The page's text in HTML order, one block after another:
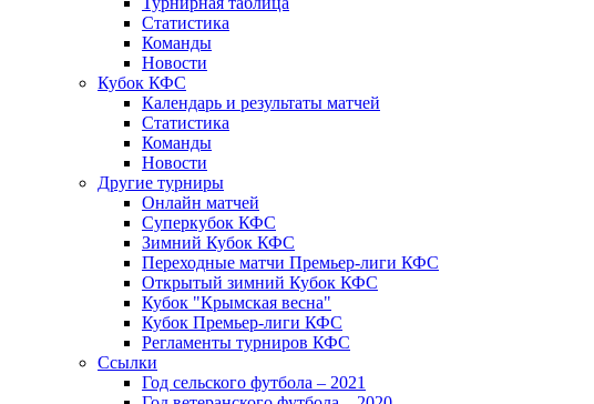
Статистика
Команды
Новости
Кубок КФС
Календарь и результаты матчей
Статистика
Команды
Новости
Другие турниры
Онлайн матчей
Суперкубок КФС
Зимний Кубок КФС
Переходные матчи Премьер-лиги КФС
Открытый зимний Кубок КФС
Кубок "Крымская весна"
Кубок Премьер-лиги КФС
Регламенты турниров КФС
Ссылки
Год сельского футбола – 2021